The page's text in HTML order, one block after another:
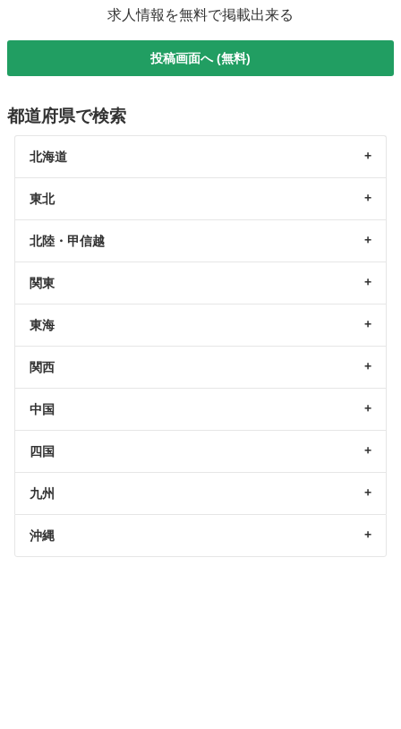
求人情報を無料で掲載出来る
投稿画面へ (無料)
都道府県で検索
北海道
東北
北陸・甲信越
関東
東海
関西
中国
四国
九州
沖縄